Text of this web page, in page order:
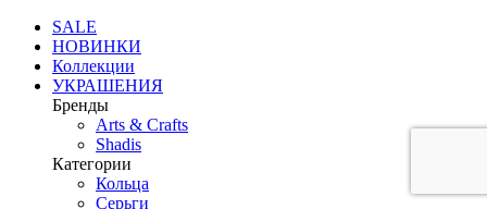
SALE
НОВИНКИ
Коллекции
УКРАШЕНИЯ
Бренды
Аrts & Сrafts
Shadis
Категории
Кольца
Серьги